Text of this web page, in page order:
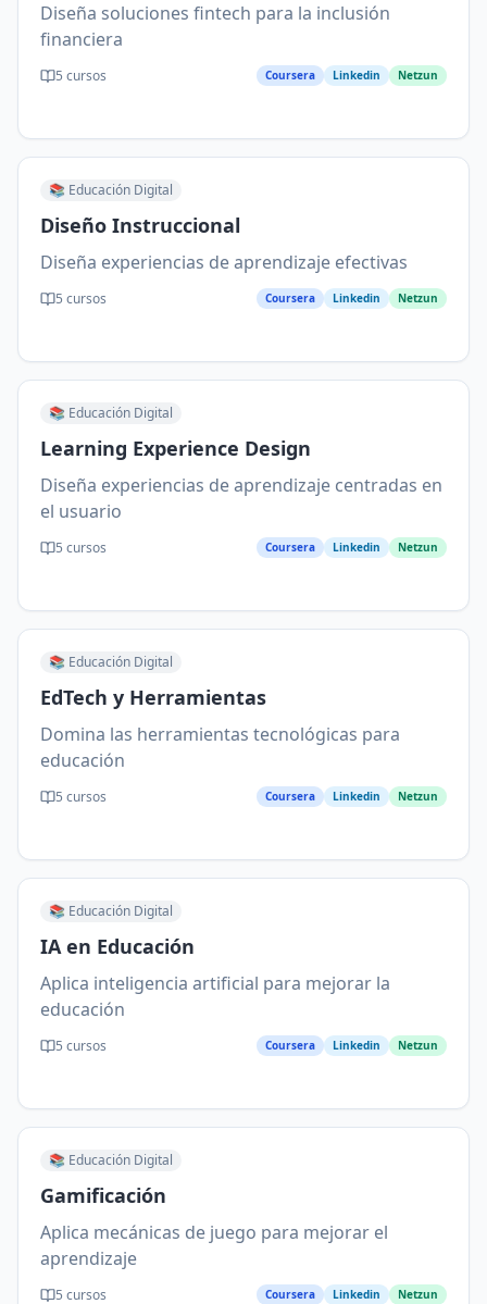
Diseña soluciones fintech para la inclusión
financiera
5 cursos Coursera Linkedin Netzun
📚 Educación Digital
Diseño Instruccional
Diseña experiencias de aprendizaje efectivas
5 cursos Coursera Linkedin Netzun
📚 Educación Digital
Learning Experience Design
Diseña experiencias de aprendizaje centradas en
el usuario
5 cursos Coursera Linkedin Netzun
📚 Educación Digital
EdTech y Herramientas
Domina las herramientas tecnológicas para
educación
5 cursos Coursera Linkedin Netzun
📚 Educación Digital
IA en Educación
Aplica inteligencia artificial para mejorar la
educación
5 cursos Coursera Linkedin Netzun
📚 Educación Digital
Gamificación
Aplica mecánicas de juego para mejorar el
aprendizaje
5 cursos Coursera Linkedin Netzun